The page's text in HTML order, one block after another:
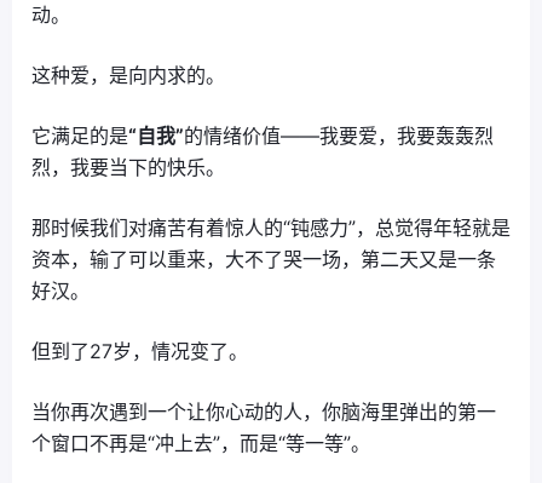
动。
这种爱，是向内求的。
它满足的是“自我”的情绪价值——我要爱，我要轰轰烈
烈，我要当下的快乐。
那时候我们对痛苦有着惊人的“钝感力”，总觉得年轻就是
资本，输了可以重来，大不了哭一场，第二天又是一条
好汉。
但到了27岁，情况变了。
当你再次遇到一个让你心动的人，你脑海里弹出的第一
个窗口不再是“冲上去”，而是“等一等”。